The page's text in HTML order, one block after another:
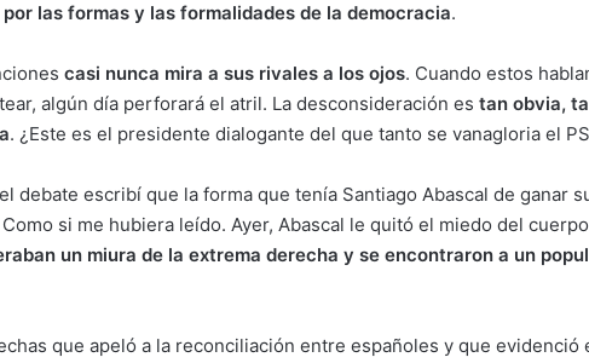
las formas y las formalidades de la democracia.
casi nunca mira a sus rivales a los ojos. Cuando estos
algún día perforará el atril. La desconsideración es tan obvia,
. ¿Este es el presidente dialogante del que tanto se vanagloria el
debate escribí que la forma que tenía Santiago Abascal de ganar
Como si me hubiera leído. Ayer, Abascal le quitó el miedo del
un miura de la extrema derecha y se encontraron a un
que apeló a la reconciliación entre españoles y que evidenció